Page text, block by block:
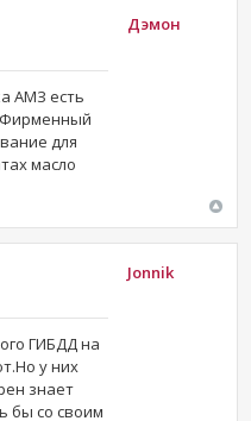
АМЗ есть
Фирменный
для
масло
Дэмон
ГИБДД на
у них
знает
бы со своим
Jonnik